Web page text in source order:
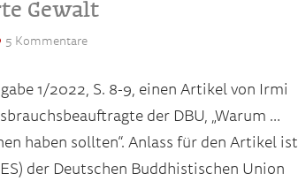
Gewalt
5 Kommentare
1/2022, S. 8-9, einen Artikel von Irmi
der DBU, „Warum …
haben sollten“. Anlass für den Artikel ist
der Deutschen Buddhistischen Union